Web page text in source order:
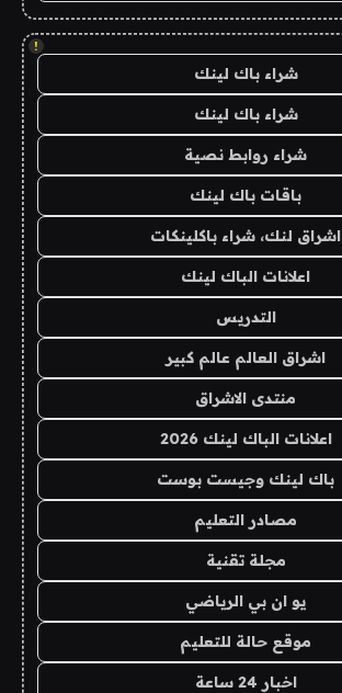
!
شراء باك لينك
شراء باك لينك
شراء روابط نصية
باقات باك لينك
اشراق لنك، شراء باكلينكات
اعلانات الباك لينك
التدريس
اشراق العالم عالم كبير
منتدى الاشراق
اعلانات الباك لينك 2026
باك لينك وجيست بوست
مصادر التعليم
مجلة تقنية
يو ان بي الرياضي
موقع حالة للتعليم
اخبار 24 ساعة